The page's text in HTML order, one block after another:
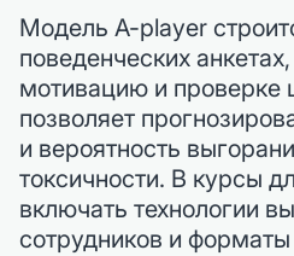
Модель A-player
поведенческих
мотивацию и проверке
позволяет
и вероятность
токсичности. В курсы
включать технологии
сотрудников и форматы